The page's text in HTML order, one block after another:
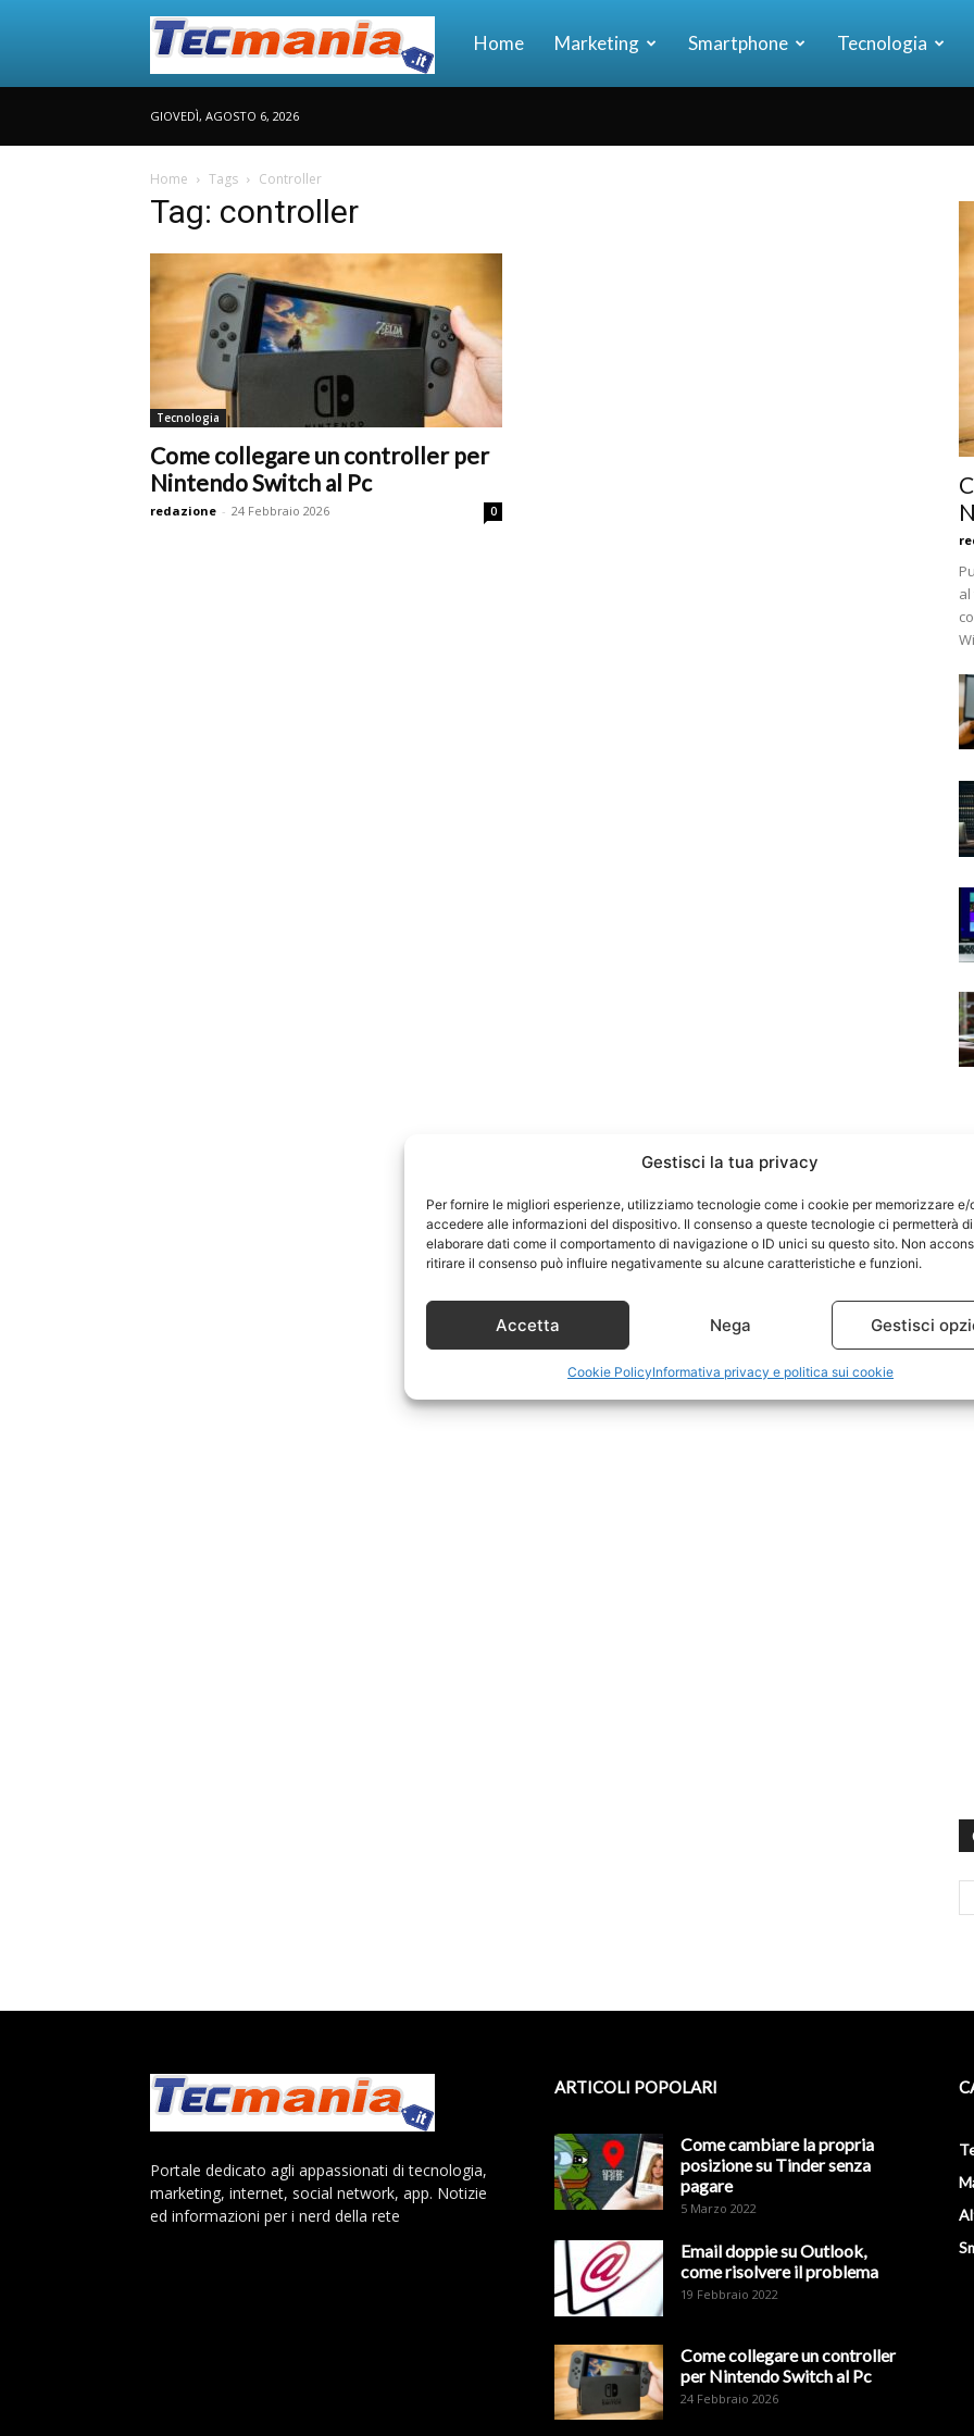
Gestisci la tua privacy
Per fornire le migliori esperienze, utilizziamo tecnologie come i cookie per memorizzare e/
accedere alle informazioni del dispositivo. Il consenso a queste tecnologie ci permetterà di
elaborare dati come il comportamento di navigazione o ID unici su questo sito. Non
ritirare il consenso può influire negativamente su alcune caratteristiche e funzioni.
Accetta Nega Gestisci
Cookie PolicyInformativa privacy e politica sui cookie
TecHome Marketing Smartphone Tecnologia
GIOVEDÌ, AGOSTO 6, 2026
Home Tags Controller
Tag: controller
Tecnologia
Come collegare un controller per
Nintendo Switch al Pc
redazione - 24 Febbraio 2026 0
Portale dedicato agli appassionati di tecnologia,
marketing, internet, social network, app. Notizie
ed informazioni per i nerd della rete
ARTICOLI POPOLARI
Come cambiare la propria
posizione su Tinder senza
pagare
5 Marzo 2022
Email doppie su Outlook,
come risolvere il problema
19 Febbraio 2022
Come collegare un controller
per Nintendo Switch al Pc
24 Febbraio 2026